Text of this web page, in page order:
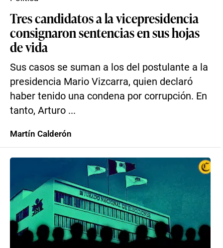
Tres candidatos a la vicepresidencia
consignaron sentencias en sus hojas
de vida
Sus casos se suman a los del postulante a la
presidencia Mario Vizcarra, quien declaró
haber tenido una condena por corrupción. En
tanto, Arturo ...
Martín Calderón